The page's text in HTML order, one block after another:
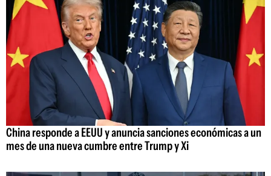
China responde a EEUU y anuncia sanciones económicas a un
mes de una nueva cumbre entre Trump y Xi